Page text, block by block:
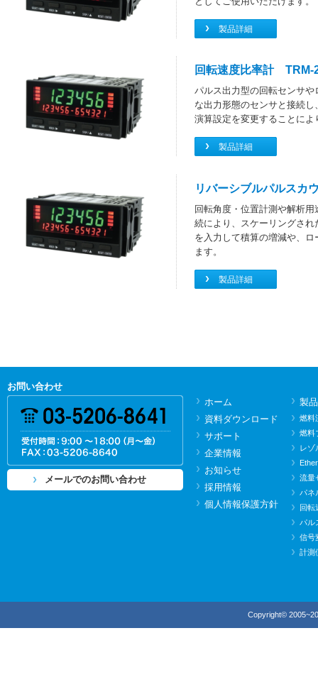
製品詳細
回転速度比率計 TRM-
パルス出力型の回転センサ
な出力形態のセンサと接続
演算設定を変更することに
製品詳細
リバーシブルパルス
回転角度・位置計測や解析
続により、スケーリングさ
を入力して積算の増減や、
ます。
製品詳細
お問い合わせ
メールでのお問い合わせ
ホーム
資料ダウンロード
サポート
企業情報
お知らせ
採用情報
個人情報保護方針
製
燃料
燃料
レゾ
流量
パネ
回転
パル
信号
計測
Copyright©